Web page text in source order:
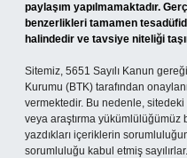
paylaşım yapılmamaktadır.
benzerlikleri tamamen
halindedir ve tavsiye niteliği
Sitemiz, 5651 Sayılı Kanun
Kurumu (BTK) tarafından
vermektedir. Bu nedenle,
veya araştırma yükümlülüğümüz
yazdıkları içeriklerin
sorumluluğu kabul etmiş sayılırlar.